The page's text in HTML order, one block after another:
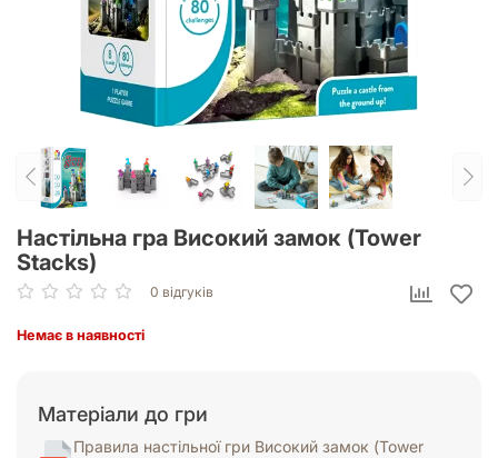
Настільна гра Високий замок (Tower
Stacks)
0 відгуків
Немає в наявності
Матеріали до гри
Правила настільної гри Високий замок (Tower